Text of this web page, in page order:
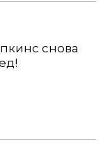
снова